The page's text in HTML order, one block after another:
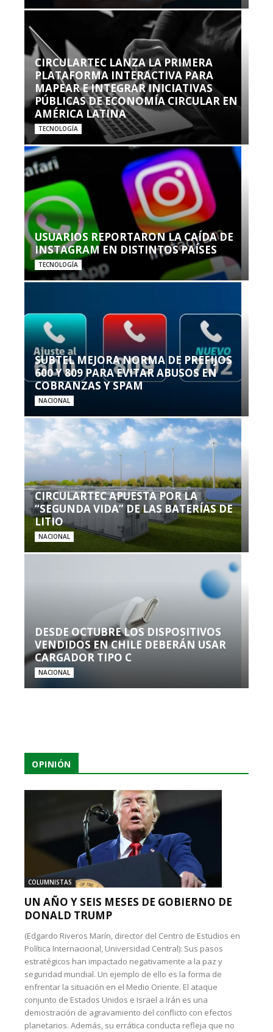
CIRCULARTEC LANZA LA PRIMERA
PLATAFORMA INTERACTIVA PARA
MAPEAR E INTEGRAR INICIATIVAS
PÚBLICAS DE ECONOMÍA CIRCULAR EN
AMÉRICA LATINA
TECNOLOGÍA
USUARIOS REPORTARON LA CAÍDA DE
INSTAGRAM EN DISTINTOS PAÍSES
TECNOLOGÍA
SUBTEL MEJORA NORMA DE PREFIJOS
600 Y 809 PARA EVITAR ABUSOS EN
COBRANZAS Y SPAM
NACIONAL
CIRCULARTEC APUESTA POR LA
“SEGUNDA VIDA” DE LAS BATERÍAS DE
LITIO
NACIONAL
DESDE OCTUBRE LOS DISPOSITIVOS
VENDIDOS EN CHILE DEBERÁN USAR
CARGADOR TIPO C
NACIONAL
OPINIÓN
COLUMNISTAS
UN AÑO Y SEIS MESES DE GOBIERNO DE
DONALD TRUMP
(Edgardo Riveros Marín, director del Centro de Estudios en
Política Internacional, Universidad Central): Sus pasos
estratégicos han impactado negativamente a la paz y
seguridad mundial. Un ejemplo de ello es la forma de
enfrentar la situación en el Medio Oriente. El ataque
conjunto de Estados Unidos e Israel a Irán es una
demostración de agravamiento del conflicto con efectos
planetarios. Además, su errática conducta refleja que no